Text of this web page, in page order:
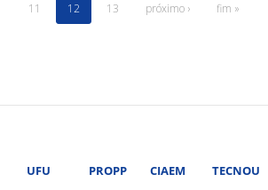
11
12 13 próximo › fim »
UFU
PROPP
CIAEM
TECNOUFU